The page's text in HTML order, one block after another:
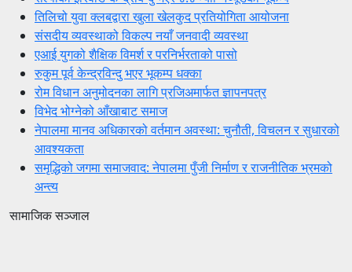
तिलिचो युवा क्लबद्वारा खुला खेलकुद प्रतियोगिता आयोजना
संसदीय व्यवस्थाको विकल्प नयाँ जनवादी व्यवस्था
एआई युगको शैक्षिक विमर्श र परनिर्भरताको पासो
रुकुम पूर्व केन्द्रविन्दु भएर भूकम्प धक्का
रोम विधान अनुमोदनका लागि प्रजिअमार्फत ज्ञापनपत्र
विभेद भोग्नेको आँखाबाट समाज
नेपालमा मानव अधिकारको वर्तमान अवस्था: चुनौती, विचलन र सुधारको
आवश्यकता
समृद्धिको जगमा समाजवाद: नेपालमा पुँजी निर्माण र राजनीतिक भ्रमको
अन्त्य
सामाजिक सञ्जाल